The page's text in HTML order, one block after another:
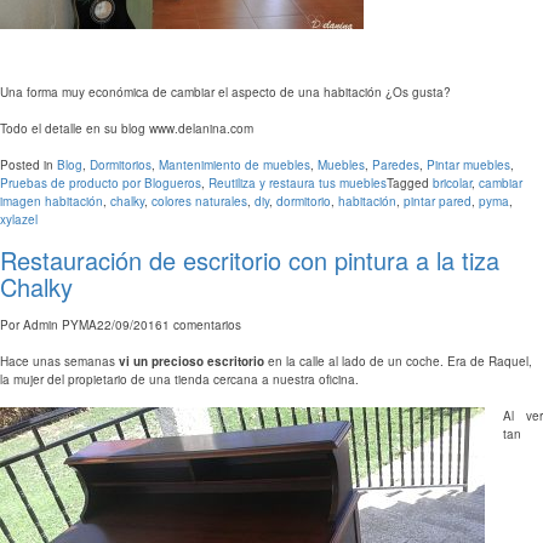
Una forma muy económica de cambiar el aspecto de una habitación ¿Os gusta?
Todo el detalle en su blog www.delanina.com
Posted in Blog Dormitorios Mantenimiento de muebles Muebles Paredes Pintar muebles
Pruebas de producto por Blogueros Reutiliza y restaura tus mueblesTagged bricolar, cambiar
imagen habitación chalky, colores naturales diy, dormitorio habitación pintar pared pyma
xylazel
Restauración de escritorio con pintura a la tiza
Chalky
PorAdmin PYMA22/09/20161 comentarios
Hace unas semanas vi un precioso escritorio en la calle al lado de un coche. Era de Raquel,
la mujer del propietario de una tienda cercana a nuestra oficina.
Al ver
tan